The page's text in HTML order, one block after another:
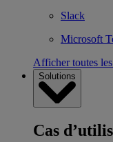
Slack
Microsoft
Afficher toutes
Solutions
Cas